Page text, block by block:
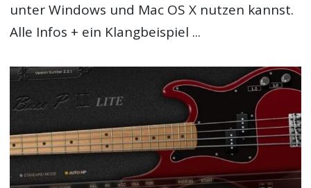
unter Windows und Mac OS X nutzen kannst.
Alle Infos + ein Klangbeispiel ...